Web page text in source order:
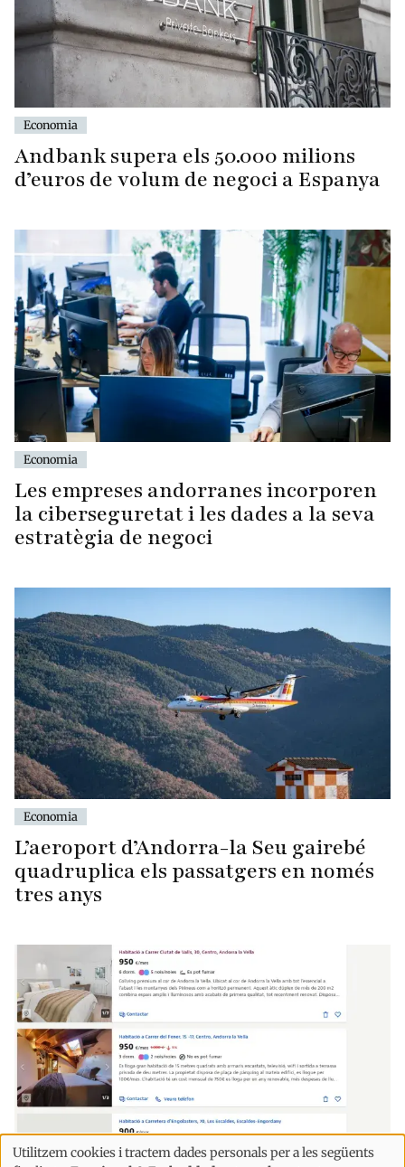
Economia
Andbank supera els 50.000 milions
d’euros de volum de negoci a Espanya
Economia
Les empreses andorranes incorporen
la ciberseguretat i les dades a la seva
estratègia de negoci
Economia
L’aeroport d’Andorra-la Seu gairebé
quadruplica els passatgers en només
tres anys
Utilitzem cookies i tractem dades personals per a les següents